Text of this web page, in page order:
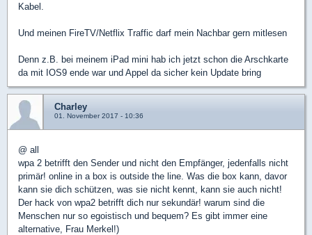
Kabel.
Und meinen FireTV/Netflix Traffic darf mein Nachbar gern mitlesen
Denn z.B. bei meinem iPad mini hab ich jetzt schon die Arschkarte
da mit IOS9 ende war und Appel da sicher kein Update bring
Charley
01. November 2017 - 10:36
@ all
wpa 2 betrifft den Sender und nicht den Empfänger, jedenfalls nicht
primär! online in a box is outside the line. Was die box kann, davor
kann sie dich schützen, was sie nicht kennt, kann sie auch nicht!
Der hack von wpa2 betrifft dich nur sekundär! warum sind die
Menschen nur so egoistisch und bequem? Es gibt immer eine
alternative, Frau Merkel!)